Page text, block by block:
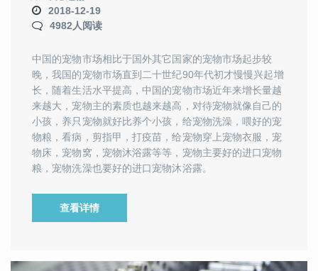
2018-12-19
4982人阅读
中国的宠物市场相比于国外其它国家的宠物市场起步较
晚，我国的宠物市场直到二十世纪90年代初才慢慢兴起增
长，随着生活水平提高，中国的宠物市场近年来增长量越
来越大，宠物主的素质也越来越高，对待宠物就像自己的
小孩，养只宠物就好比养个小孩，给宠物洗澡，喂好的宠
物粮，看病，剪指甲，打疫苗，给宠物穿上宠物衣服，宠
物床，宠物窝，宠物沐浴露等等，宠物主要好的进口宠物
粮，宠物洗澡也要好的进口宠物沐浴露。
查看详情